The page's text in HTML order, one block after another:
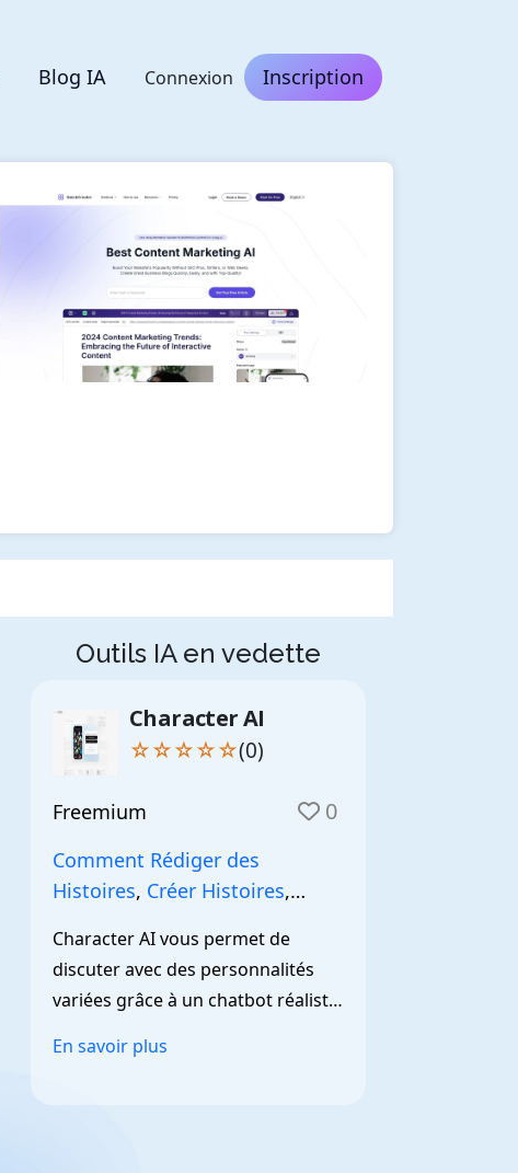
Blog IA Connexion Inscription
Outils IA en vedette
Character AI
☆☆☆☆☆(0)
Freemium 0
Comment Rédiger des
Histoires, Créer Histoires,
Character AI vous permet de
discuter avec des personnalités
variées grâce à un chatbot réaliste
En savoir plus